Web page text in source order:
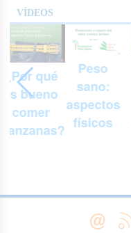
VÍDEOS
¿Por qué
es bueno
comer
Peso
sano:
aspectos
físicos